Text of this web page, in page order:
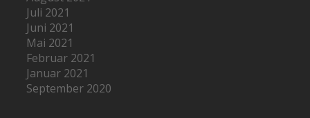
Juli 2021
Juni 2021
Mai 2021
Februar 2021
Januar 2021
September 2020